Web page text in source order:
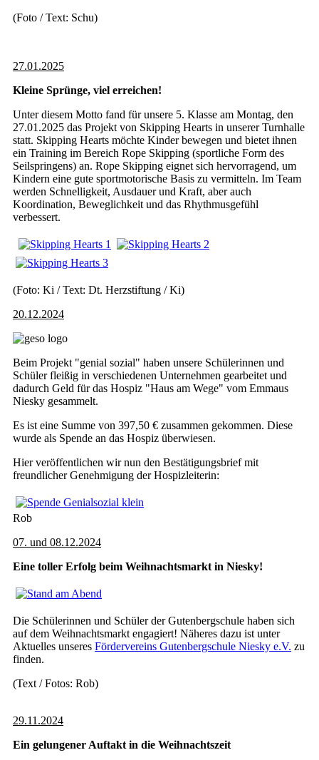
(Foto / Text: Schu)
27.01.2025
Kleine Sprünge, viel erreichen!
Unter diesem Motto fand für unsere 5. Klasse am Montag, den
27.01.2025 das Projekt von Skipping Hearts in unserer Turnhalle
statt. Skipping Hearts möchte Kinder bewegen und bietet ihnen
ein Training im Bereich Rope Skipping (sportliche Form des
Seilspringens) an. Rope Skipping eignet sich hervorragend, um
Kindern eine gute sportmotorische Basis zu vermitteln. Im Team
werden Schnelligkeit, Ausdauer und Kraft, aber auch
Koordination, Beweglichkeit und das Rhythmusgefühl
verbessert.
(Foto: Ki / Text: Dt. Herzstiftung / Ki)
20.12.2024
Beim Projekt "genial sozial" haben unsere Schülerinnen und
Schüler fleißig in verschiedenen Unternehmen gearbeitet und
dadurch Geld für das Hospiz "Haus am Wege" vom Emmaus
Niesky gesammelt.
Es ist eine Summe von 397,50 € zusammen gekommen. Diese
wurde als Spende an das Hospiz überwiesen.
Hier veröffentlichen wir nun den Bestätigungsbrief mit
freundlicher Genehmigung der Hospizleiterin:
Rob
07. und 08.12.2024
Eine toller Erfolg beim Weihnachtsmarkt in Niesky!
Die Schülerinnen und Schüler der Gutenbergschule haben sich
auf dem Weihnachtsmarkt engagiert! Näheres dazu ist unter
Aktuelles unseres Fördervereins Gutenbergschule Niesky e.V. zu
finden.
(Text / Fotos: Rob)
29.11.2024
Ein gelungener Auftakt in die Weihnachtszeit